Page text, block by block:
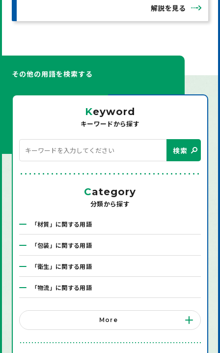
解説を見る
その他の用語を検索する
Keyword
キーワードから探す
検索
Category
分類から探す
「材質」に関する用語
「包装」に関する用語
「衛生」に関する用語
「物流」に関する用語
「システム」に関する用語
「店舗備品」に関する用語
More